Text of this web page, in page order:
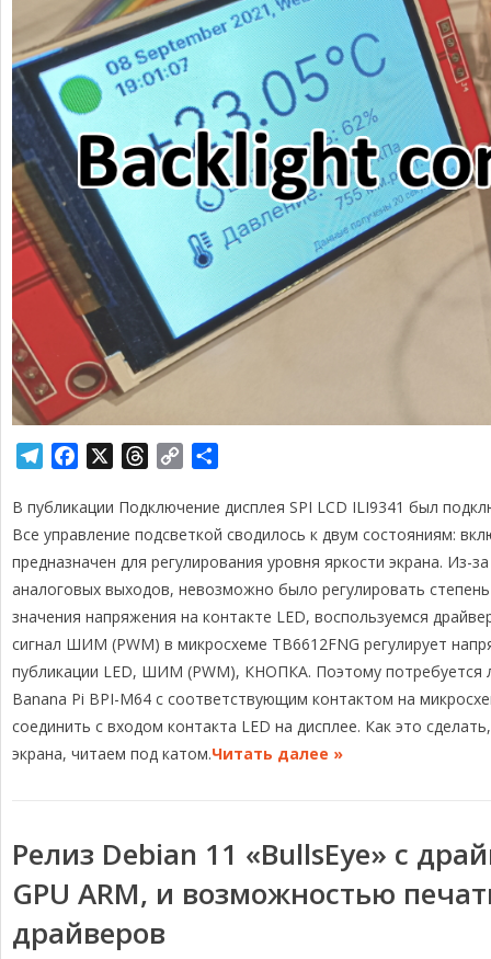
l
e
g
r
a
m
c
e
b
o
o
k
r
e
a
d
s
p
y
L
i
n
k
п
р
а
в
и
т
ь
В публикации Подключение дисплея SPI LCD ILI9341 был
Все управление подсветкой сводилось к двум состояниям:
предназначен для регулирования уровня яркости экрана. Из-
аналоговых выходов, невозможно было регулировать
значения напряжения на контакте LED, воспользуемся
сигнал ШИМ (PWM) в микросхеме TB6612FNG регулирует
публикации LED, ШИМ (PWM), КНОПКА. Поэтому
Banana Pi BPI-M64 с соответствующим контактом на
соединить с входом контакта LED на дисплее. Как это
экрана, читаем под катом.Читать далее »
Релиз Debian 11 «BullsEye» с
GPU ARM, и возможностью
драйверов